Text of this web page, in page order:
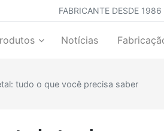
FABRICANTE DESDE 1986
Notícias
tudo o que você precisa saber